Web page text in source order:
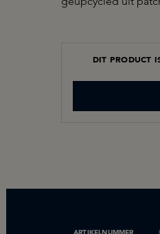
DIT PRODUCT